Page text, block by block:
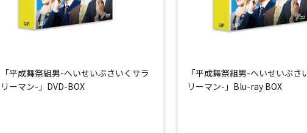
「平成舞祭組男-へいせいぶさいくサラ
リーマン-」DVD-BOX
「平成舞祭組男-へいせいぶさ
リーマン-」Blu-ray BOX